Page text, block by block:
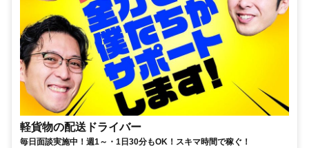
軽貨物の配送ドライバー
毎日面談実施中！週1～・1日30分もOK！スキマ時間で稼ぐ！